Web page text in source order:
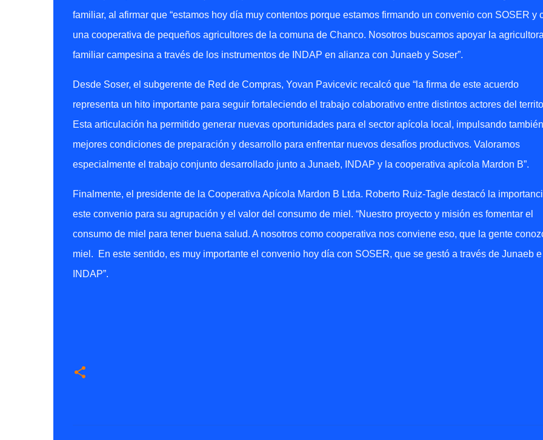
familiar, al afirmar que “estamos hoy día muy contentos porque estamos firmando un convenio con SOSER y
una cooperativa de pequeños agricultores de la comuna de Chanco. Nosotros buscamos apoyar la agricultora
familiar campesina a través de los instrumentos de INDAP en alianza con Junaeb y Soser”.
Desde Soser, el subgerente de Red de Compras, Yovan Pavicevic recalcó que “la firma de este acuerdo
representa un hito importante para seguir fortaleciendo el trabajo colaborativo entre distintos actores del
Esta articulación ha permitido generar nuevas oportunidades para el sector apícola local, impulsando también
mejores condiciones de preparación y desarrollo para enfrentar nuevos desafíos productivos. Valoramos
especialmente el trabajo conjunto desarrollado junto a Junaeb, INDAP y la cooperativa apícola Mardon B”.
Finalmente, el presidente de la Cooperativa Apícola Mardon B Ltda. Roberto Ruiz-Tagle destacó la
este convenio para su agrupación y el valor del consumo de miel. “Nuestro proyecto y misión es fomentar el
consumo de miel para tener buena salud. A nosotros como cooperativa nos conviene eso, que la gente
miel.
En este sentido, es muy importante el convenio hoy día con SOSER, que se gestó a través de Junaeb e
INDAP”.